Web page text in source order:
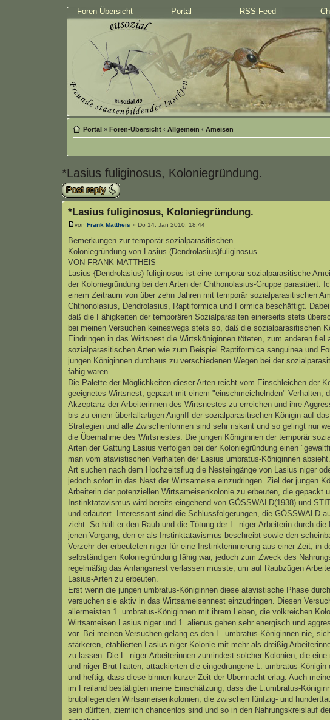
Foren-Übersicht Portal RSS Feed
Portal » Foren-Übersicht ‹ Allgemein ‹ Ameisen
*Lasius fuliginosus, Koloniegründung.
Antwort erstellen
*Lasius fuliginosus, Koloniegründung.
von Frank Mattheis » Do 14. Jan 2010, 18:44
Bemerkungen zur temporär sozialparasitischen
Koloniegründung von Lasius (Dendrolasius)fuliginosus
VON FRANK MATTHElS
Lasius {Dendrolasius) fuliginosus ist eine temporär sozialparasitische
der Koloniegründung bei den Arten der Chthonolasius-Gruppe parasitiert.
einem Zeitraum von über zehn Jahren mit temporär sozialparasitischen
Chthonolasius, Dendrolasius, Raptiformica und Formica beschäftigt.
daß die Fähigkeiten der temporären Sozialparasiten einerseits stets
bei meinen Versuchen keineswegs stets so, daß die sozialparasitischen
Eindringen in das Wirtsnest die Wirtsköniginnen töteten, zum anderen fiel
sozialparasitischen Arten wie zum Beispiel Raptiformica sanguinea und
jungen Königinnen durchaus zu verschiedenen Wegen bei der
fähig waren.
Die Palette der Möglichkeiten dieser Arten reicht vom Einschleichen der
geeignetes Wirtsnest, gepaart mit einem "einschmeichelnden" Verhalten,
Akzeptanz der Arbeiterinnen des Wirtsnestes zu erreichen und ihre
bis zu einem überfallartigen Angriff der sozialparasitischen Königin auf
Strategien und alle Zwischenformen sind sehr riskant und so gelingt nur
die Übernahme des Wirtsnestes. Die jungen Königinnen der temporär
Arten der Gattung Lasius verfolgen bei der Koloniegründung einen
man vom atavistischen Verhalten der Lasius umbratus-Königinnen
Art suchen nach dem Hochzeitsflug die Nesteingänge von Lasius niger
jedoch sofort in das Nest der Wirtsameise einzudringen. Ziel der jungen
Arbeiterin der potenziellen Wirtsameisenkolonie zu erbeuten, die gepackt
Instinktatavismus wird bereits eingehend von GÖSSWALD(1938) und
und erläutert. Interessant sind die Schlussfolgerungen, die GÖSSWALD
zieht. So hält er den Raub und die Tötung der L. niger-Arbeiterin durch die
jenen Vorgang, den er als Instinktatavismus beschreibt sowie den
Verzehr der erbeuteten niger für eine Instinkterinnerung aus einer Zeit, in
selbständigen Koloniegründung fähig war, jedoch zum Zweck des
regelmäßig das Anfangsnest verlassen musste, um auf Raubzügen
Lasius-Arten zu erbeuten.
Erst wenn die jungen umbratus-Königinnen diese atavistische Phase
versuchen sie aktiv in das Wirtsameisennest einzudringen. Diesen
allermeisten 1. umbratus-Königinnen mit ihrem Leben, die volkreichen
Wirtsameisen Lasius niger und 1. alienus gehen sehr energisch und
vor. Bei meinen Versuchen gelang es den L. umbratus-Königinnen nie,
stärkeren, etablierten Lasius niger-Kolonie mit mehr als dreißig
zu lassen. Die L. niger-Arbeiterinnen zumindest solcher Kolonien, die eine
und niger-Brut hatten, attackierten die eingedrungene L. umbratus-Königin
und heftig, dass diese binnen kurzer Zeit der Übermacht erlag. Auch
im Freiland bestätigten meine Einschätzung, dass die L.umbratus-
brutpflegenden Wirtsameisenkolonien, die zwischen fünfzig- und
sein dürften, ziemlich chancenlos sind und so in den Nahrungskreislauf